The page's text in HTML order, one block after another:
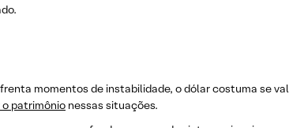
momentos de instabilidade, o dólar costuma se
patrimônio nessas situações.